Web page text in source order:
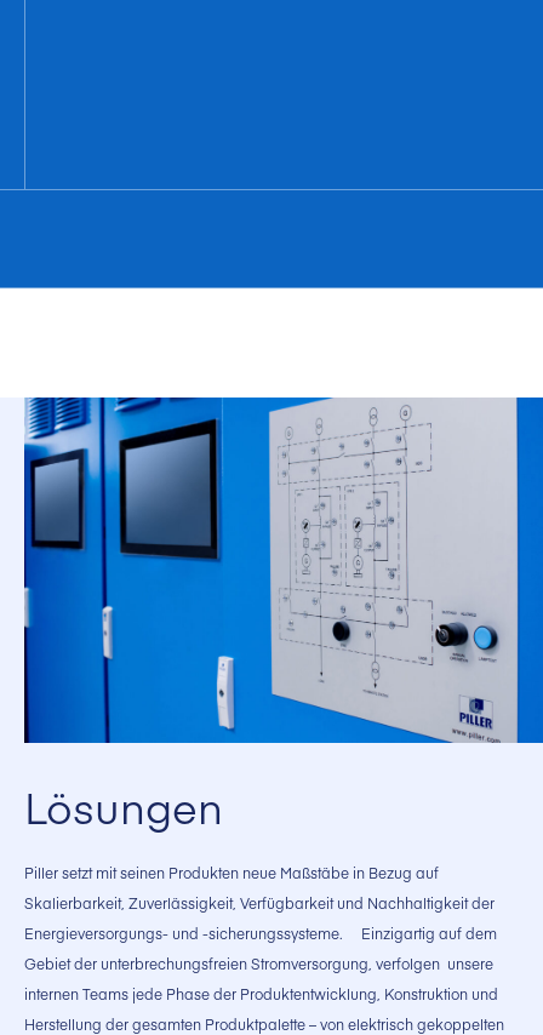
Lösungen
Piller setzt mit seinen Produkten neue Maßstäbe in Bezug auf
Skalierbarkeit, Zuverlässigkeit, Verfügbarkeit und Nachhaltigkeit der
Energieversorgungs- und -sicherungssysteme. Einzigartig auf dem
Gebiet der unterbrechungsfreien Stromversorgung, verfolgen unsere
internen Teams jede Phase der Produktentwicklung, Konstruktion und
Herstellung der gesamten Produktpalette – von elektrisch gekoppelten